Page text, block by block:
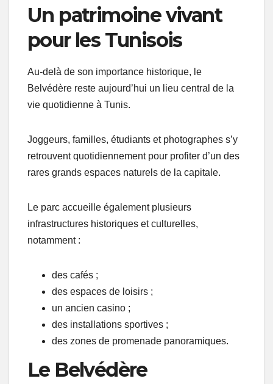
Un patrimoine vivant
pour les Tunisois
Au-delà de son importance historique, le
Belvédère reste aujourd’hui un lieu central de la
vie quotidienne à Tunis.
Joggeurs, familles, étudiants et photographes s’y
retrouvent quotidiennement pour profiter d’un des
rares grands espaces naturels de la capitale.
Le parc accueille également plusieurs
infrastructures historiques et culturelles,
notamment :
des cafés ;
des espaces de loisirs ;
un ancien casino ;
des installations sportives ;
des zones de promenade panoramiques.
Le Belvédère